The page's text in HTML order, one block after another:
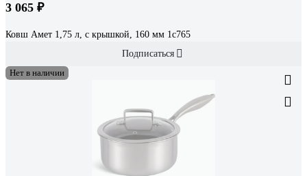
3 065 ₽
Ковш Амет 1,75 л, с крышкой, 160 мм 1с765
Подписаться
Нет в наличии